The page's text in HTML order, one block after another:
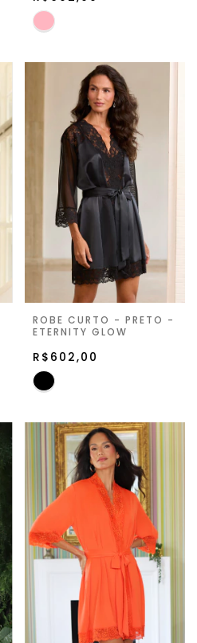
ROBE CURTO - PRETO -
ETERNITY GLOW
R$602,00